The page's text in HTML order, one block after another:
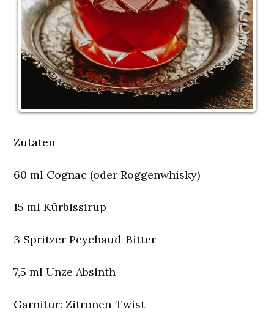
Zutaten
60 ml Cognac (oder Roggenwhisky)
15 ml Kürbissirup
3 Spritzer Peychaud-Bitter
7,5 ml Unze Absinth
Garnitur: Zitronen-Twist